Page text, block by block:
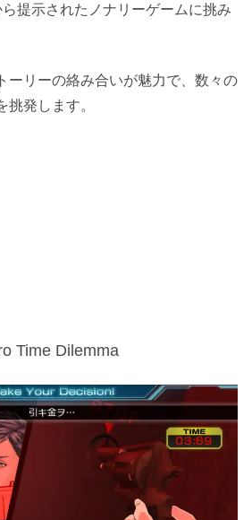
提示されたノナリーゲームに挑み
ーリーの絡み合いが魅力で、数々の
発します。
Time Dilemma